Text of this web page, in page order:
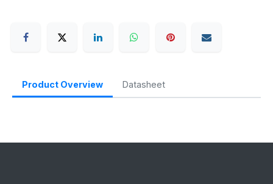
Product Overview Datasheet